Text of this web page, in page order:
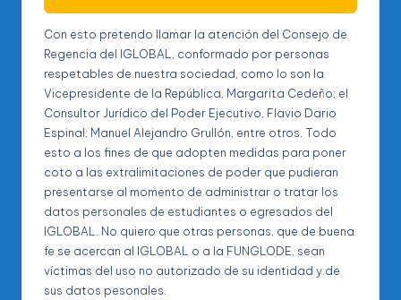
Con esto pretendo llamar la atención del Consejo de
Regencia del IGLOBAL, conformado por personas
respetables de nuestra sociedad, como lo son la
Vicepresidente de la República, Margarita Cedeño; el
Consultor Jurídico del Poder Ejecutivo, Flavio Dario
Espinal; Manuel Alejandro Grullón, entre otros. Todo
esto a los fines de que adopten medidas para poner
coto a las extralimitaciones de poder que pudieran
presentarse al momento de administrar o tratar los
datos personales de estudiantes o egresados del
IGLOBAL. No quiero que otras personas, que de buena
fe se acercan al IGLOBAL o a la FUNGLODE, sean
víctimas del uso no autorizado de su identidad y de
sus datos pesonales.